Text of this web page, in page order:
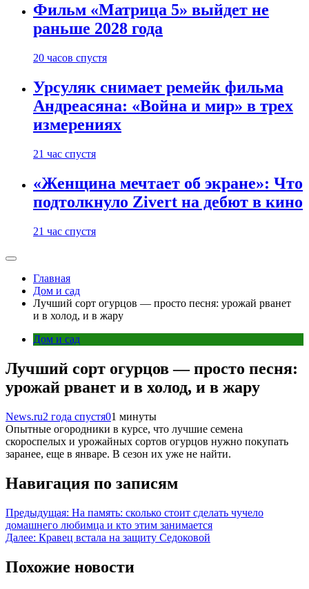
Фильм «Матрица 5» выйдет не
раньше 2028 года
20 часов спустя
Урсуляк снимает ремейк фильма
Андреасяна: «Война и мир» в трех
измерениях
21 час спустя
«Женщина мечтает об экране»: Что
подтолкнуло Zivert на дебют в кино
21 час спустя
Главная
Дом и сад
Лучший сорт огурцов — просто песня: урожай рванет
и в холод, и в жару
Дом и сад
Лучший сорт огурцов — просто песня:
урожай рванет и в холод, и в жару
News.ru2 года спустя01 минуты
Опытные огородники в курсе, что лучшие семена
скороспелых и урожайных сортов огурцов нужно покупать
заранее, еще в январе. В сезон их уже не найти.
Навигация по записям
Предыдущая: На память: сколько стоит сделать чучело
домашнего любимца и кто этим занимается
Далее: Кравец встала на защиту Седоковой
Похожие новости